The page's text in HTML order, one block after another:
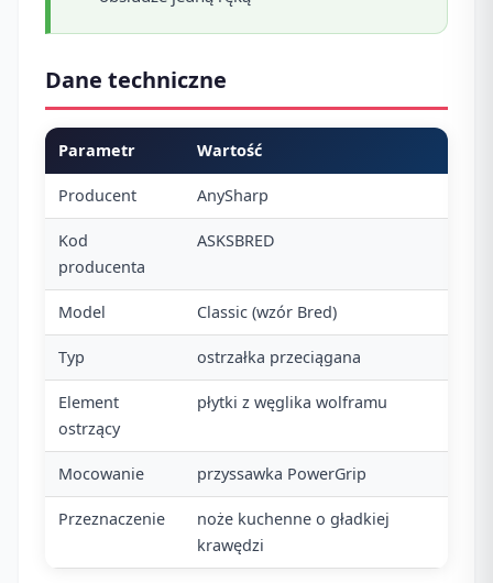
Dane techniczne
Parametr Wartość
Producent AnySharp
Kod
producenta
ASKSBRED
Model Classic (wzór Bred)
Typ ostrzałka przeciągana
Element
ostrzący
płytki z węglika wolframu
Mocowanie przyssawka PowerGrip
Przeznaczenie
noże kuchenne o gładkiej
krawędzi